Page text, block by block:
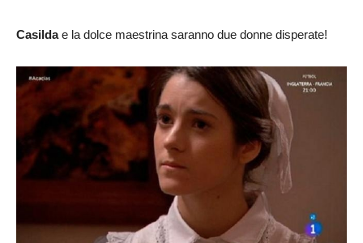
Casildae la dolce maestrina saranno due donne disperate!